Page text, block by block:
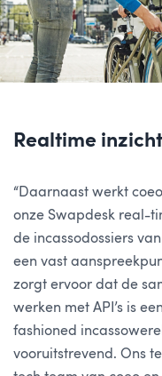
Realtime inzicht
“Daarnaast werkt
onze Swapdesk real-
de incassodossiers
een vast
zorgt ervoor dat de
werken met API’s is
fashioned
vooruitstrevend. Ons